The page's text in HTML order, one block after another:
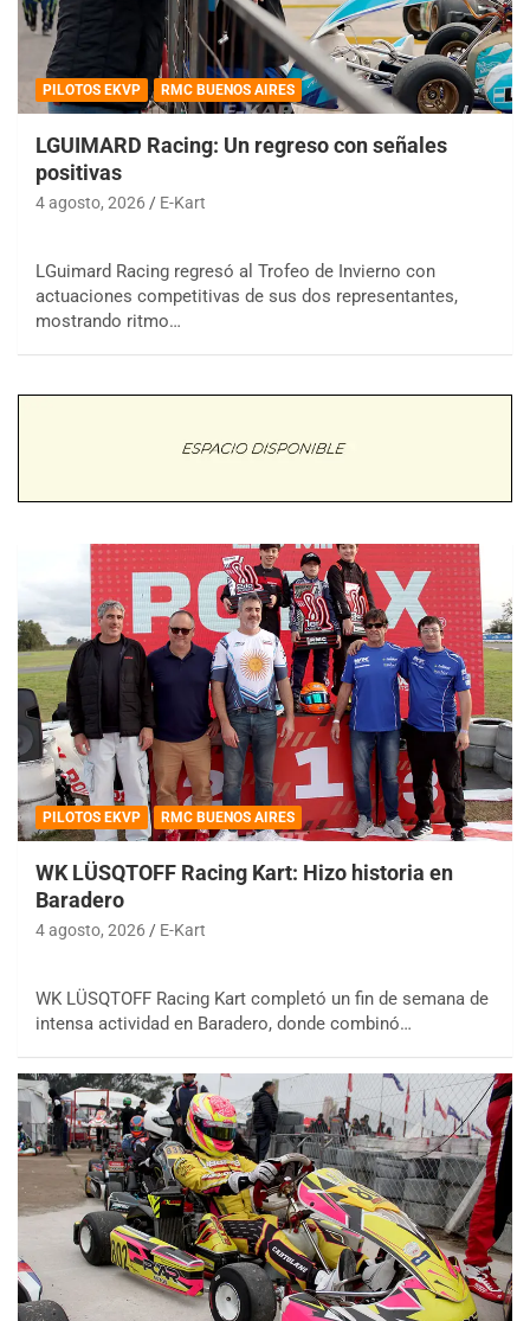
PILOTOS EKVP RMC BUENOS AIRES
LGUIMARD Racing: Un regreso con señales
positivas
4 agosto, 2026 E-Kart
LGuimard Racing regresó al Trofeo de Invierno con
actuaciones competitivas de sus dos representantes,
mostrando ritmo…
PILOTOS EKVP RMC BUENOS AIRES
WK LÜSQTOFF Racing Kart: Hizo historia en
Baradero
4 agosto, 2026 E-Kart
WK LÜSQTOFF Racing Kart completó un fin de semana de
intensa actividad en Baradero, donde combinó…